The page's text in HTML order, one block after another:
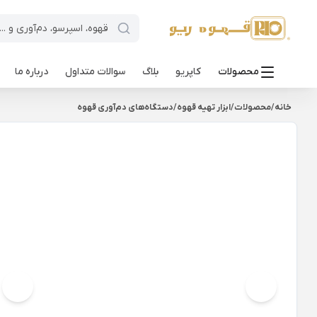
محصولات کاپریو بلاگ سوالات متداول درباره ما
خانه/محصولات/ابزار تهیه قهوه/دستگاه‌های دم‌آوری قهوه